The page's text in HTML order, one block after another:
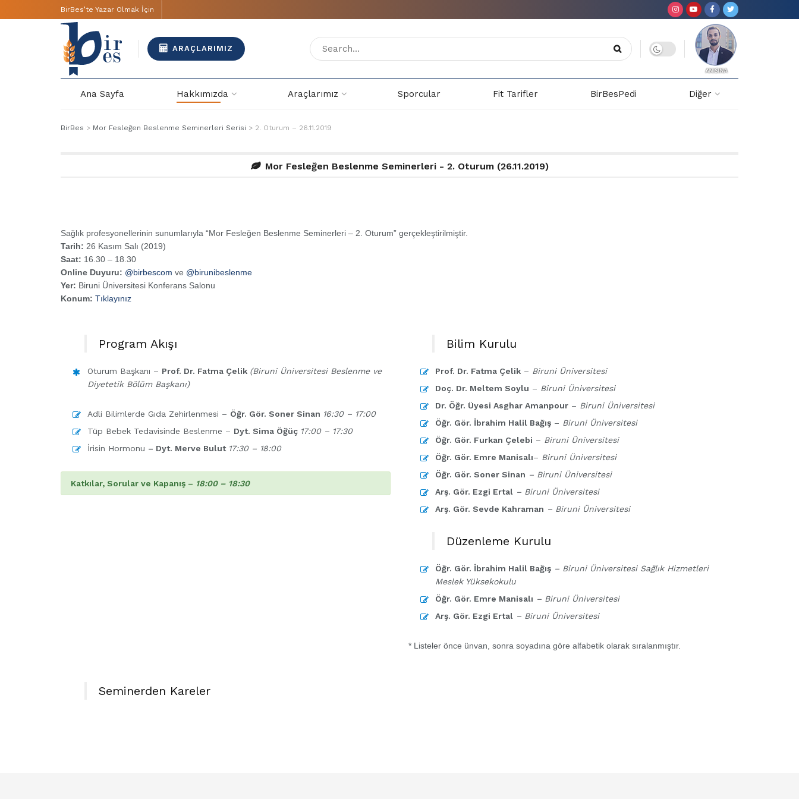
BirBes’te Yazar Olmak İçin
ARAÇLARIMIZ
Ana Sayfa Hakkımızda Araçlarımız Sporcular Fit Tarifler BirBesPedi Diğer
BirBes > Mor Fesleğen Beslenme Seminerleri Serisi > 2. Oturum – 26.11.2019
Mor Fesleğen Beslenme Seminerleri - 2. Oturum (26.11.2019)
Sağlık profesyonellerinin sunumlarıyla “Mor Fesleğen Beslenme Seminerleri – 2. Oturum” gerçekleştirilmiştir.
Tarih: 26 Kasım Salı (2019)
Saat: 16.30 – 18.30
Online Duyuru: @birbescom ve @birunibeslenme
Yer: Biruni Üniversitesi Konferans Salonu
Konum: Tıklayınız
Program Akışı
Oturum Başkanı – Prof. Dr. Fatma Çelik (Biruni Üniversitesi Beslenme ve
Diyetetik Bölüm Başkanı)
Adli Bilimlerde Gıda Zehirlenmesi – Öğr. Gör. Soner Sinan 16:30 – 17:00
Tüp Bebek Tedavisinde Beslenme – Dyt. Sima Öğüç 17:00 – 17:30
İrisin Hormonu – Dyt. Merve Bulut 17:30 – 18:00
Katkılar, Sorular ve Kapanış – 18:00 – 18:30
Bilim Kurulu
Prof. Dr. Fatma Çelik – Biruni Üniversitesi
Doç. Dr. Meltem Soylu – Biruni Üniversitesi
Dr. Öğr. Üyesi Asghar Amanpour – Biruni Üniversitesi
Öğr. Gör. İbrahim Halil Bağış – Biruni Üniversitesi
Öğr. Gör. Furkan Çelebi – Biruni Üniversitesi
Öğr. Gör. Emre Manisalı– Biruni Üniversitesi
Öğr. Gör. Soner Sinan – Biruni Üniversitesi
Arş. Gör. Ezgi Ertal – Biruni Üniversitesi
Arş. Gör. Sevde Kahraman – Biruni Üniversitesi
Düzenleme Kurulu
Öğr. Gör. İbrahim Halil Bağış – Biruni Üniversitesi Sağlık Hizmetleri
Meslek Yüksekokulu
Öğr. Gör. Emre Manisalı – Biruni Üniversitesi
Arş. Gör. Ezgi Ertal – Biruni Üniversitesi
* Listeler önce ünvan, sonra soyadına göre alfabetik olarak sıralanmıştır.
Seminerden Kareler